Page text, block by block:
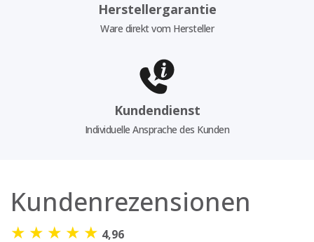
Herstellergarantie
Ware direkt vom Hersteller
Kundendienst
Individuelle Ansprache des Kunden
Kundenrezensionen
★ ★ ★ ★ ★ 4,96